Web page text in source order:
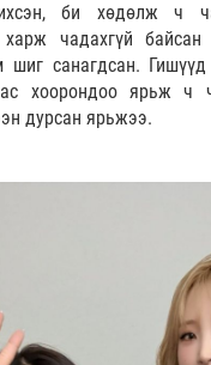
би хөдөлж ч
чадахгүй байсан
шиг санагдсан.
хоорондоо ярьж ч
дурсан ярьжээ.